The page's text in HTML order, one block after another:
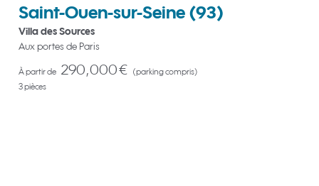
Saint-Ouen-sur-Seine (93)
Villa des Sources
Aux portes de Paris
À partir de 290,000 € (parking compris)
3 pièces